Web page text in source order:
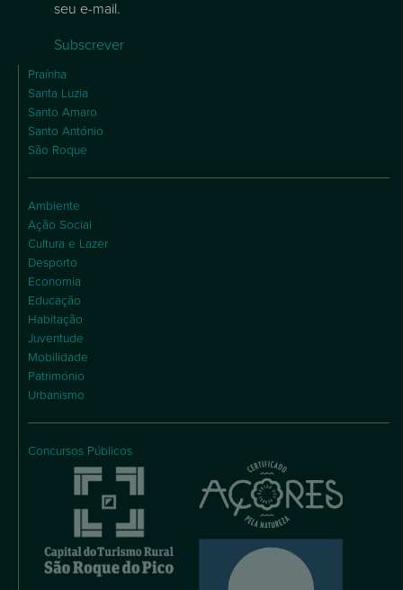
seu e-mail.
Subscrever
Praínha
Santa Luzia
Santo Amaro
Santo António
São Roque
Ambiente
Ação Social
Cultura e Lazer
Desporto
Economia
Educação
Habitação
Juventude
Mobilidade
Património
Urbanismo
Concursos Públicos